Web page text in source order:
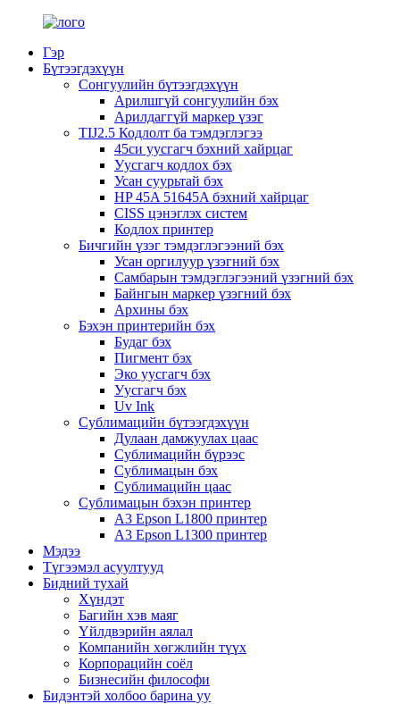
Гэр
Бүтээгдэхүүн
Сонгуулийн бүтээгдэхүүн
Арилшгүй сонгуулийн бэх
Арилдаггүй маркер үзэг
TIJ2.5 Кодлолт ба тэмдэглэгээ
45си уусгагч бэхний хайрцаг
Уусгагч кодлох бэх
Усан суурьтай бэх
HP 45A 51645A бэхний хайрцаг
CISS цэнэглэх систем
Кодлох принтер
Бичгийн үзэг тэмдэглэгээний бэх
Усан оргилуур үзэгний бэх
Самбарын тэмдэглэгээний үзэгний бэх
Байнгын маркер үзэгний бэх
Архины бэх
Бэхэн принтерийн бэх
Будаг бэх
Пигмент бэх
Эко уусгагч бэх
Уусгагч бэх
Uv Ink
Сублимацийн бүтээгдэхүүн
Дулаан дамжуулах цаас
Сублимацийн бүрээс
Сублимацын бэх
Сублимацийн цаас
Сублимацын бэхэн принтер
A3 Epson L1800 принтер
A3 Epson L1300 принтер
Мэдээ
Түгээмэл асуултууд
Бидний тухай
Хүндэт
Багийн хэв маяг
Үйлдвэрийн аялал
Компанийн хөгжлийн түүх
Корпорацийн соёл
Бизнесийн философи
Бидэнтэй холбоо барина уу